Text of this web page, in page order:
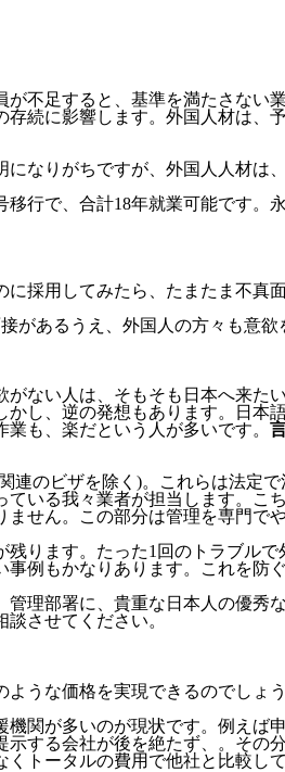
不足すると、基準を満たさない
続に影響します。 外国人材は、
なりがちですが、外国人人材は
行で、合計18年就業可能です。
採用してみたら、たまたま不真
があるうえ、外国人の方々も意
ない人は、そもそも日本へ来た
し、逆の発想もあります。日本
も、楽だという人が多いです。
連のビザを除く)。これらは法定
いる我々業者が担当します。こ
せん。この部分は管理を専門で
ります。たった1回のトラブル
事例もかなりあります。これを防
理部署に、貴重な日本人の優秀
させてください。
ような価格を実現できるのでしょ
関が多いのが現状です。例えば
する会社が後を絶たず、。その
トータルの費用で他社と比較し